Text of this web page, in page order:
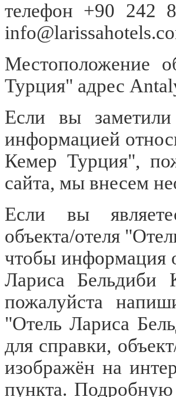
телефон +90 242
Местоположение
Турция" адрес
Если вы заметили
информацией
Кемер Турция",
сайта, мы внесем
Если вы
объекта/отеля
чтобы информация
Лариса Бельдиби
пожалуйста
"Отель Лариса
для справки,
изображён на
пункта.